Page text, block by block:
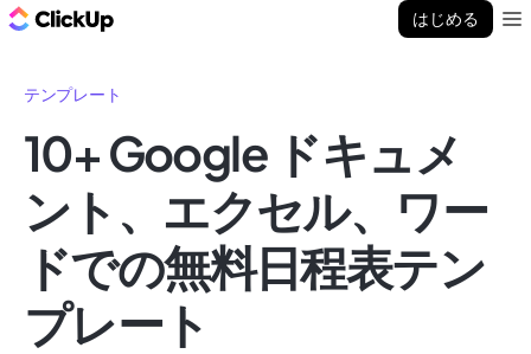
はじめる
テンプレート
10+ Google ドキュメ
ント、エクセル、ワー
ドでの無料日程表テン
プレート